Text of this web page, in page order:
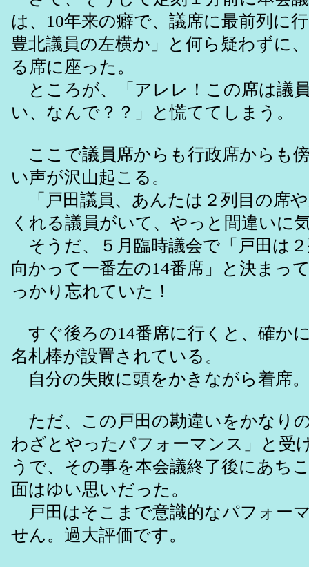
は、10年来の癖で、議席に最前列に
豊北議員の左横か」と何ら疑わずに
る席に座った。
ところが、「アレレ！この席は議
い、なんで？？」と慌ててしまう。
ここで議員席からも行政席からも
い声が沢山起こる。
「戸田議員、あんたは２列目の席
くれる議員がいて、やっと間違いに
そうだ、５月臨時議会で「戸田は
向かって一番左の14番席」と決まっ
っかり忘れていた！
すぐ後ろの14番席に行くと、確か
名札棒が設置されている。
自分の失敗に頭をかきながら着席。
ただ、この戸田の勘違いをかなり
わざとやったパフォーマンス」と受
うで、その事を本会議終了後にあち
面はゆい思いだった。
戸田はそこまで意識的なパフォー
せん。過大評価です。